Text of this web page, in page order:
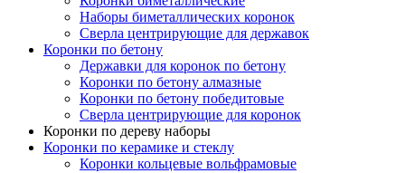
Наборы биметаллических коронок
Сверла центрирующие для державок
Коронки по бетону
Державки для коронок по бетону
Коронки по бетону алмазные
Коронки по бетону победитовые
Сверла центрирующие для коронок
Коронки по дереву наборы
Коронки по керамике и стеклу
Коронки кольцевые вольфрамовые